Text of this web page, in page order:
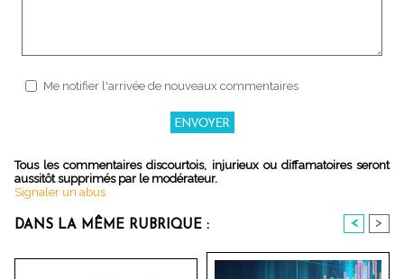
Me notifier l'arrivée de nouveaux commentaires
Tous les commentaires discourtois, injurieux ou diffamatoires seront
aussitôt supprimés par le modérateur.
Signaler un abus
DANS LA MÊME RUBRIQUE : < >